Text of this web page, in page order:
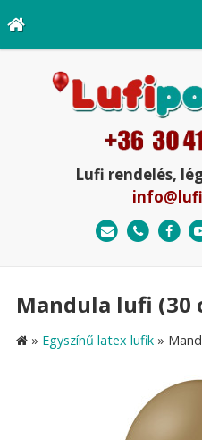
Lufi rendelés,
Mandula lufi (30
» Egyszínű latex lufik »